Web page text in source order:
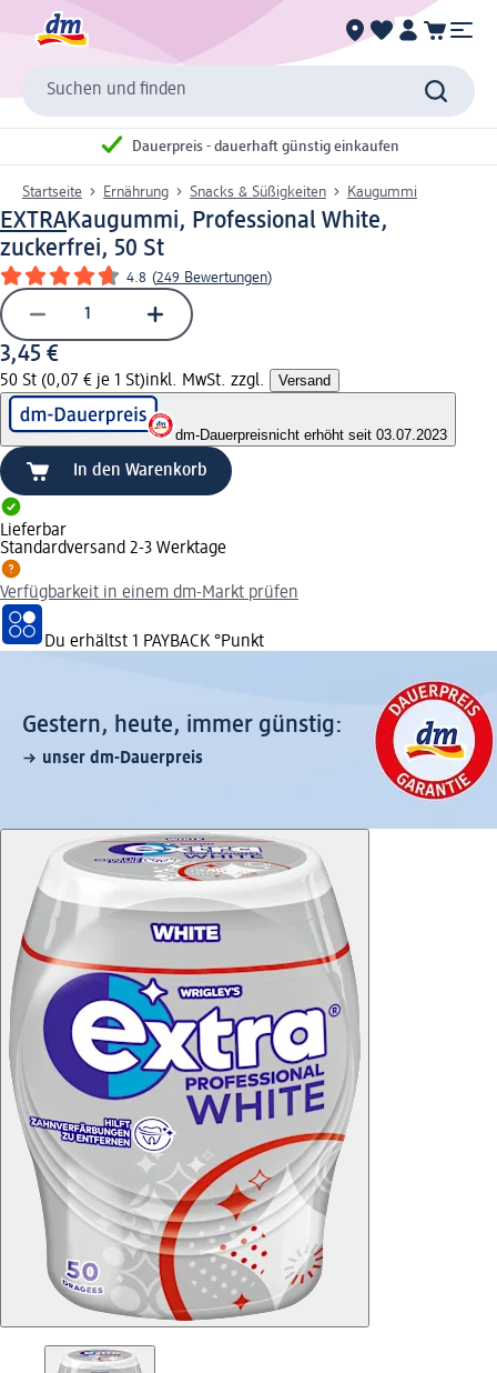
Suchen und finden
Dauerpreis - dauerhaft günstig einkaufen
Startseite Ernährung Snacks & Süßigkeiten Kaugummi
EXTRAKaugummi, Professional White,
zuckerfrei, 50 St
4.8 (249 Bewertungen)
3,45 €
50 St (0,07 € je 1 St)inkl. MwSt. zzgl. Versand
dm-Dauerpreisnicht erhöht seit 03.07.2023
In den Warenkorb
Lieferbar
Standardversand 2-3 Werktage
Verfügbarkeit in einem dm-Markt prüfen
Du erhältst 1 PAYBACK °Punkt
Gestern, heute, immer günstig:
unser dm-Dauerpreis